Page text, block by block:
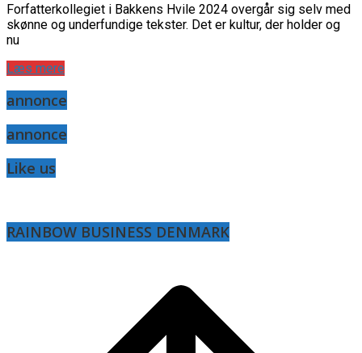
Forfatterkollegiet i Bakkens Hvile 2024 overgår sig selv med
skønne og underfundige tekster. Det er kultur, der holder og
nu
Læs mere
annonce
annonce
Like us
RAINBOW BUSINESS DENMARK